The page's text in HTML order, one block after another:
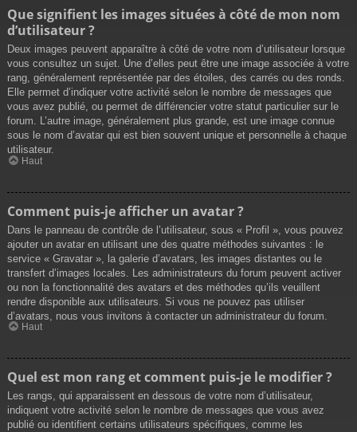
Que signifient les images situées à côté de mon nom
d’utilisateur ?
Deux images peuvent apparaître à côté de votre nom d’utilisateur lorsque
vous consultez un sujet. Une d’elles peut être une image associée à votre
rang, généralement représentée par des étoiles, des carrés ou des ronds.
Elle permet d’indiquer votre activité selon le nombre de messages que
vous avez publié, ou permet de différencier votre statut particulier sur le
forum. L’autre image, généralement plus grande, est une image connue
sous le nom d’avatar qui est bien souvent unique et personnelle à chaque
utilisateur.
Haut
Comment puis-je afficher un avatar ?
Dans le panneau de contrôle de l’utilisateur, sous « Profil », vous pouvez
ajouter un avatar en utilisant une des quatre méthodes suivantes : le
service « Gravatar », la galerie d’avatars, les images distantes ou le
transfert d’images locales. Les administrateurs du forum peuvent activer
ou non la fonctionnalité des avatars et des méthodes qu’ils veuillent
rendre disponible aux utilisateurs. Si vous ne pouvez pas utiliser
d’avatars, nous vous invitons à contacter un administrateur du forum.
Haut
Quel est mon rang et comment puis-je le modifier ?
Les rangs, qui apparaissent en dessous de votre nom d’utilisateur,
indiquent votre activité selon le nombre de messages que vous avez
publié ou identifient certains utilisateurs spécifiques, comme les